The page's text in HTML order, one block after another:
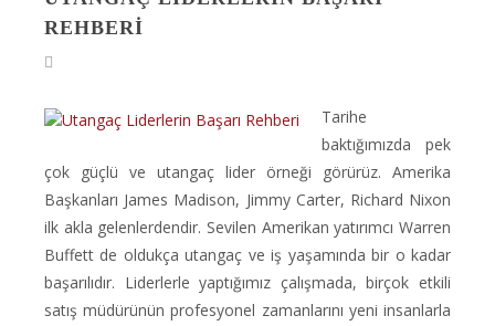
REHBERI
Tarihe
baktığımızda pek
çok güçlü ve utangaç lider örneği görürüz. Amerika
Başkanları James Madison, Jimmy Carter, Richard Nixon
ilk akla gelenlerdendir. Sevilen Amerikan yatırımcı Warren
Buffett de oldukça utangaç ve iş yaşamında bir o kadar
başarılıdır. Liderlerle yaptığımız çalışmada, birçok etkili
satış müdürünün profesyonel zamanlarını yeni insanlarla